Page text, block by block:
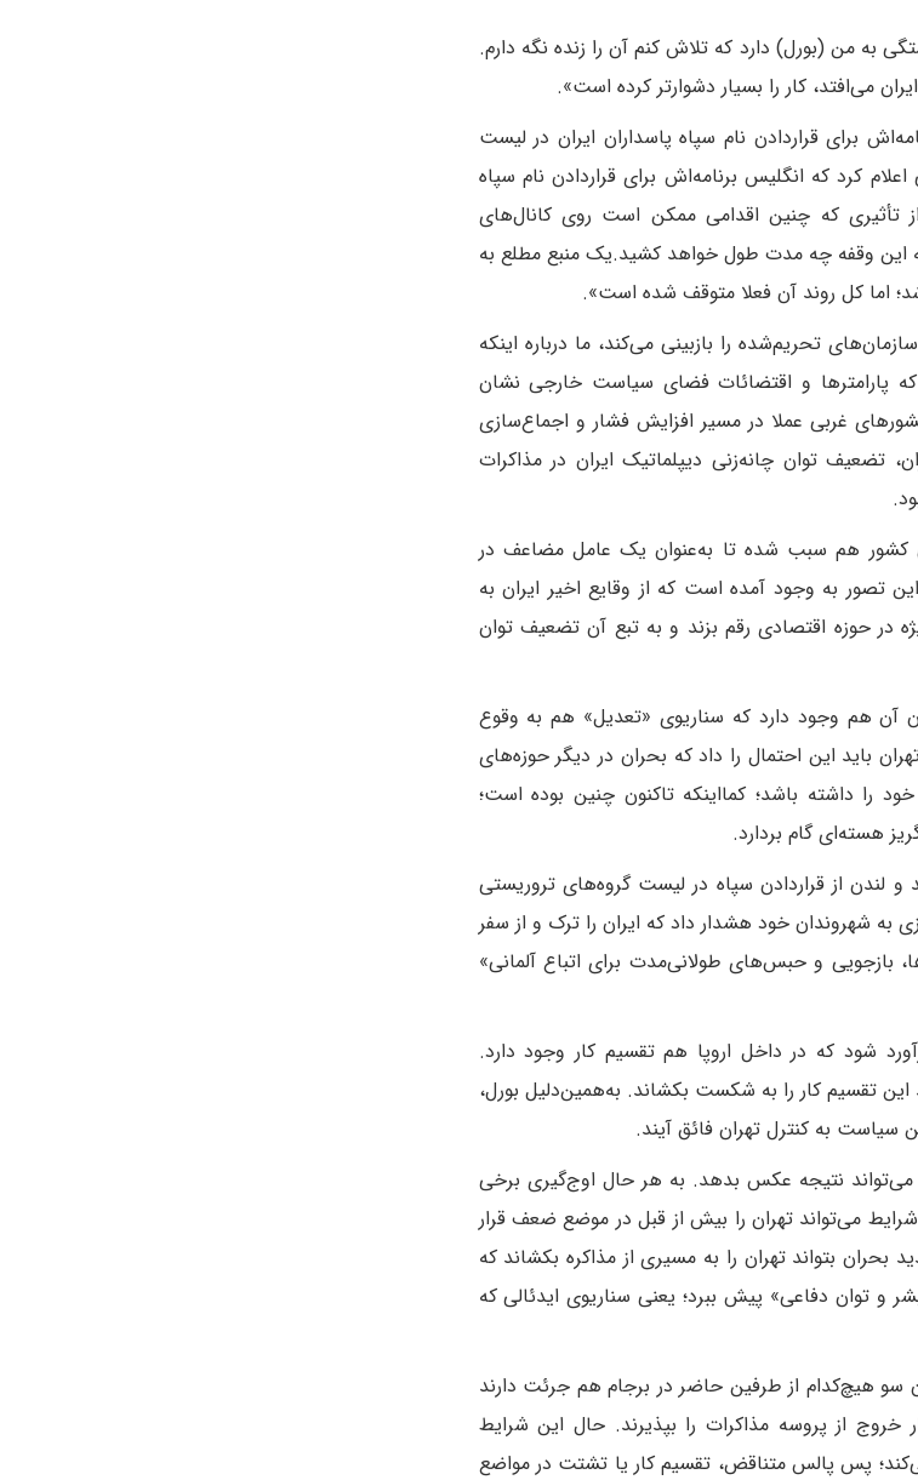
به من (بورل) دارد که تلاش کنم آن را زنده نگه دارم.
می‌افتد، کار را بسیار دشوارتر کرده است».‌
برای قرار‌دادن نام سپاه پاسداران ایران در لیست
کرد که انگلیس برنامه‌اش برای قراردادن نام سپاه
تأثیری که چنین اقدامی ممکن است روی کانال‌های
این وقفه چه مدت طول خواهد کشید.‌یک منبع مطلع‌ به
اما کل روند آن فعلا متوقف شده است».
تحریم‌شده را بازبینی می‌کند، ما درباره اینکه
پارامترها و اقتضائات فضای سیاست خارجی نشان
غربی عملا در مسیر افزایش فشار و اجماع‌سازی
تضعیف توان چانه‌زنی دیپلماتیک ایران در مذاکرات
کشور هم سبب شده تا به‌عنوان یک عامل مضاعف در
تصور به وجود آمده است که از وقایع اخیر ایران به
در حوزه اقتصادی رقم بزند و به تبع آن تضعیف توان
آن هم وجود دارد که سناریوی «تعدیل» هم به وقوع
باید این احتمال را داد که بحران در دیگر حوزه‌های
داشته باشد؛ کما‌اینکه تاکنون چنین بوده است؛
هسته‌ای گام بردارد.
و لندن از قراردادن سپاه در لیست گروه‌های تروریستی
شهروندان خود هشدار داد که ایران را ترک و از سفر
بازجویی و حبس‌های طولانی‌مدت برای اتباع آلمانى»
شود که در داخل اروپا هم تقسیم کار وجود دارد.
این تقسیم کار را به شکست بکشاند. به‌همین‌دلیل بورل،
به کنترل تهران فائق آیند.‌
نتیجه عکس بدهد. به هر حال اوج‌گیری برخی
می‌تواند تهران را بیش از قبل در موضع ضعف قرار
بتواند تهران را به مسیری از مذاکره بکشاند که
و توان دفاعی» پیش ببرد؛ یعنی سناریوی ایدئالی که
سو هیچ‌کدام از طرفین حاضر در برجام هم جرئت دارند
از پروسه مذاکرات را بپذیرند. حال این شرایط
پس پالس متناقض، تقسیم کار یا تشتت در مواضع